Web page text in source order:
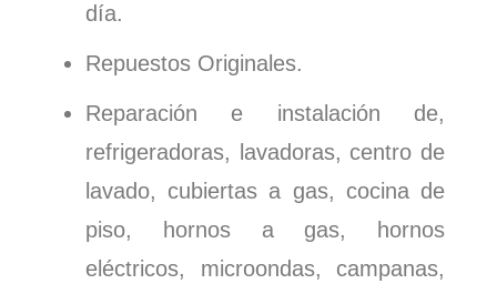
día.
Repuestos Originales.
Reparación e instalación de,
refrigeradoras, lavadoras, centro de
lavado, cubiertas a gas, cocina de
piso, hornos a gas, hornos
eléctricos, microondas, campanas,